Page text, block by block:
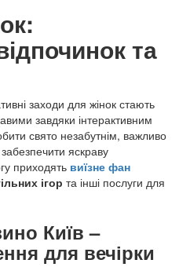
та
заходи для жінок стають
завдяки інтерактивним
свято незабутнім, важливо
забезпечити яскраву
приходять виїзне фан
ігор та інші послуги для
Київ –
для вечірки